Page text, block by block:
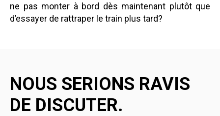
ne pas monter à bord dès maintenant plutôt que
d’essayer de rattraper le train plus tard?
NOUS SERIONS RAVIS
DE DISCUTER.